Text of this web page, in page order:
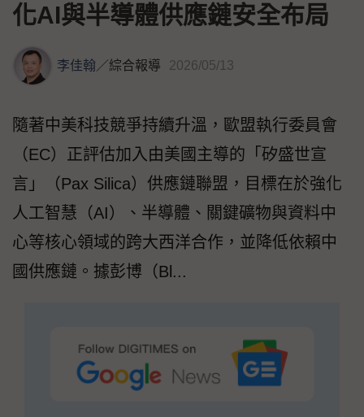
化AI與半導體供應鏈安全布局
李佳翰／綜合報導 2026/05/13
隨著中美科技競爭持續升溫，歐盟執行委員會
（EC）正評估加入由美國主導的「矽盛世宣
言」（Pax Silica）供應鏈聯盟，目標在於強化
人工智慧（AI）、半導體、關鍵礦物與資料中
心等核心領域的跨大西洋合作，並降低依賴中
國供應鏈。據彭博（Bl...